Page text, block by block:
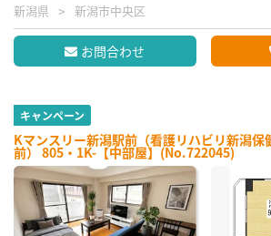
新潟県 新潟市中央区
お問合わせ
キャンペーン
Kマンスリー新潟駅前（看護リハビリ新潟保
前） 805・1K-【中部屋】(No.722045)